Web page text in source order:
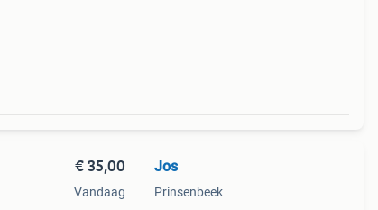
€ 35,00
Vandaag
Jos
Prinsenbeek